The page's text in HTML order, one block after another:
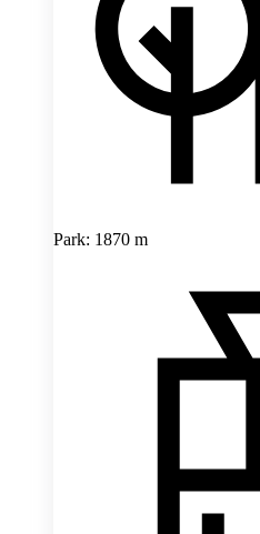
Park: 1870 m